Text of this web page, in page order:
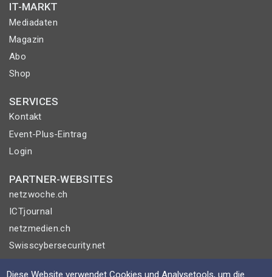
IT-MARKT
Mediadaten
Magazin
Abo
Shop
SERVICES
Kontakt
Event-Plus-Eintrag
Login
PARTNER-WEBSITES
netzwoche.ch
ICTjournal
netzmedien.ch
Swisscybersecurity.net
© NETZMEDIEN AG 2026
Diese Website verwendet Cookies und Analysetools, um die